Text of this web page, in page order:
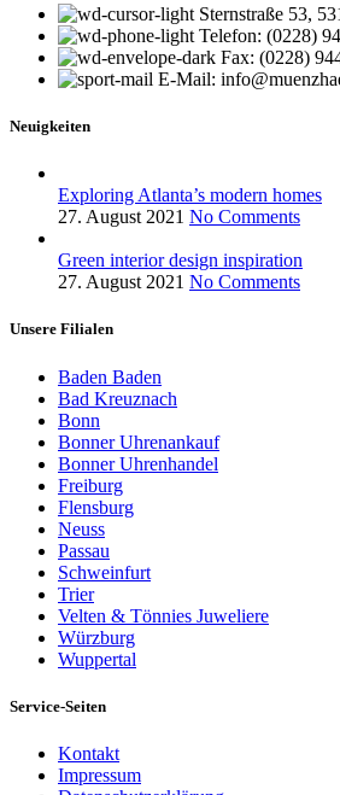
Sternstraße 53,
Telefon: (0228)
Fax: (0228)
E-Mail:
Neuigkeiten
Exploring Atlanta’s modern homes
27. August 2021 No Comments
Green interior design inspiration
27. August 2021 No Comments
Unsere Filialen
Baden Baden
Bad Kreuznach
Bonn
Bonner Uhrenankauf
Bonner Uhrenhandel
Freiburg
Flensburg
Neuss
Passau
Schweinfurt
Trier
Velten & Tönnies Juweliere
Würzburg
Wuppertal
Service-Seiten
Kontakt
Impressum